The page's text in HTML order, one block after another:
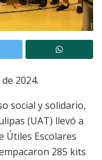
2024.
social y solidario,
(UAT) llevó a
Útiles Escolares
285 kits